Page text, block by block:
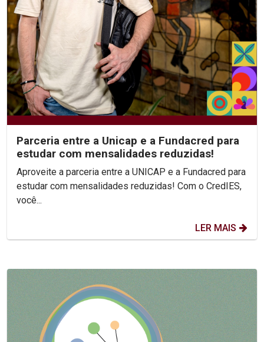
Parceria entre a Unicap e a Fundacred para
estudar com mensalidades reduzidas!
Aproveite a parceria entre a UNICAP e a Fundacred para
estudar com mensalidades reduzidas! Com o CredIES,
você...
LER MAIS